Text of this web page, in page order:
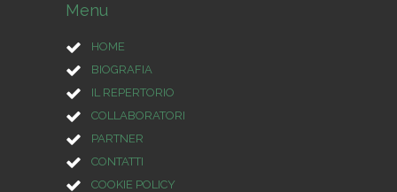
Menu
HOME
BIOGRAFIA
IL REPERTORIO
COLLABORATORI
PARTNER
CONTATTI
COOKIE POLICY